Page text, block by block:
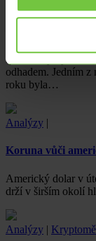
Růst tuzemské
Předběžný
odhadem. Jedním
roku byla…
Analýzy |
Koruna vůči
Americký dolar v
drží v širším okolí
Analýzy |